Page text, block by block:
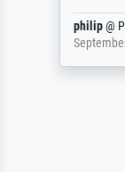
philip@